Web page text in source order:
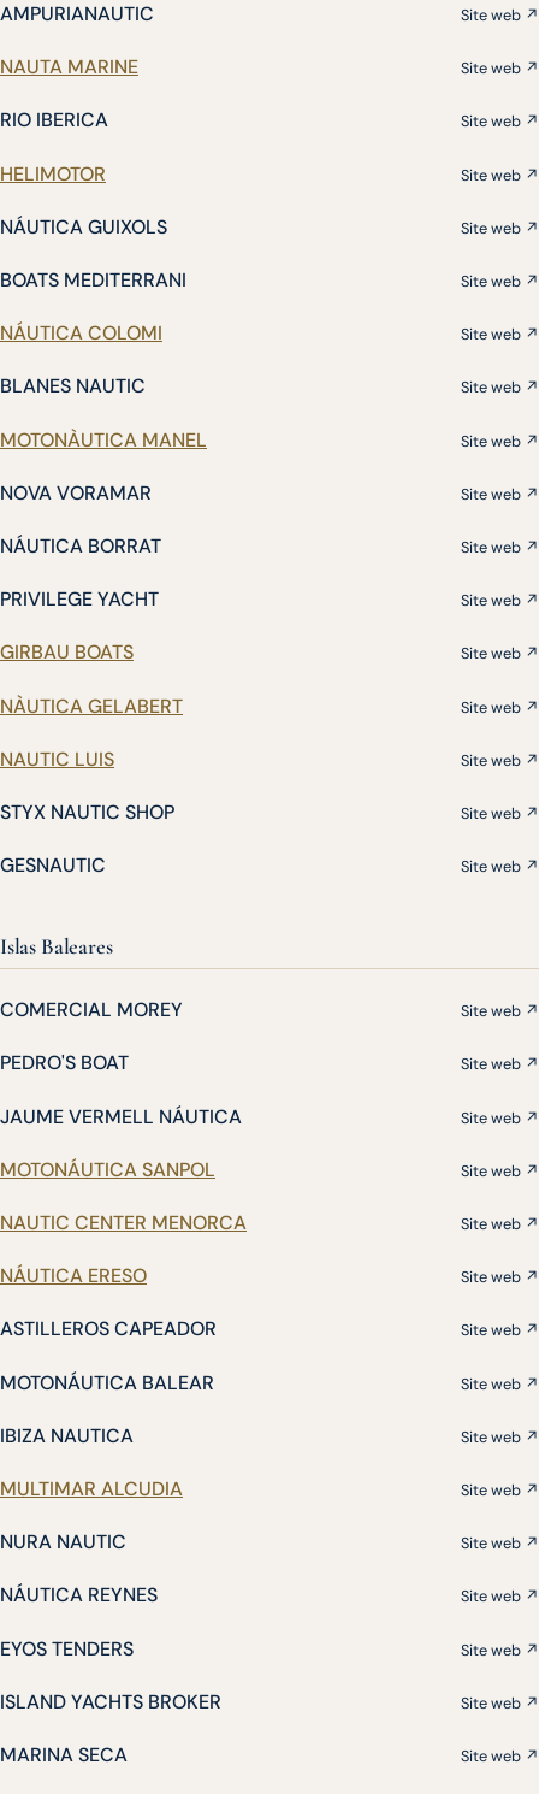
AMPURIANAUTIC Site web ↗
NAUTA MARINE Site web ↗
RIO IBERICA Site web ↗
HELIMOTOR Site web ↗
NÁUTICA GUIXOLS Site web ↗
BOATS MEDITERRANI Site web ↗
NÁUTICA COLOMI Site web ↗
BLANES NAUTIC Site web ↗
MOTONÀUTICA MANEL Site web ↗
NOVA VORAMAR Site web ↗
NÁUTICA BORRAT Site web ↗
PRIVILEGE YACHT Site web ↗
GIRBAU BOATS Site web ↗
NÀUTICA GELABERT Site web ↗
NAUTIC LUIS Site web ↗
STYX NAUTIC SHOP Site web ↗
GESNAUTIC Site web ↗
Islas Baleares
COMERCIAL MOREY Site web ↗
PEDRO'S BOAT Site web ↗
JAUME VERMELL NÁUTICA Site web ↗
MOTONÁUTICA SANPOL Site web ↗
NAUTIC CENTER MENORCA Site web ↗
NÁUTICA ERESO Site web ↗
ASTILLEROS CAPEADOR Site web ↗
MOTONÁUTICA BALEAR Site web ↗
IBIZA NAUTICA Site web ↗
MULTIMAR ALCUDIA Site web ↗
NURA NAUTIC Site web ↗
NÁUTICA REYNES Site web ↗
EYOS TENDERS Site web ↗
ISLAND YACHTS BROKER Site web ↗
MARINA SECA Site web ↗